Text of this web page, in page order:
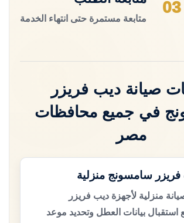
03
متابعة مستمرة حتى انتهاء الخدمة
صيانة ديب فريزر
في جميع محافظات
مصر
سامسونج منزلية
منزلية لأجهزة ديب فريزر
بيانات العطل وتحديد موعد